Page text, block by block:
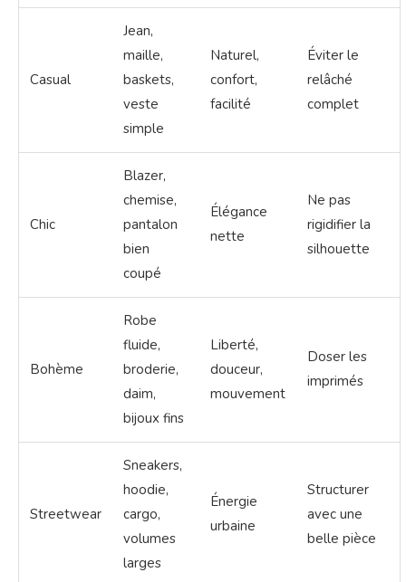
Casual
Jean,
maille,
baskets,
veste
simple
Naturel,
confort,
facilité
Éviter le
relâché
complet
Chic
Blazer,
chemise,
pantalon
bien
coupé
Élégance
nette
Ne pas
rigidifier la
silhouette
Bohème
Robe
fluide,
broderie,
daim,
bijoux fins
Liberté,
douceur,
mouvement
Doser les
imprimés
Streetwear
Sneakers,
hoodie,
cargo,
volumes
larges
Énergie
urbaine
Structurer
avec une
belle pièce